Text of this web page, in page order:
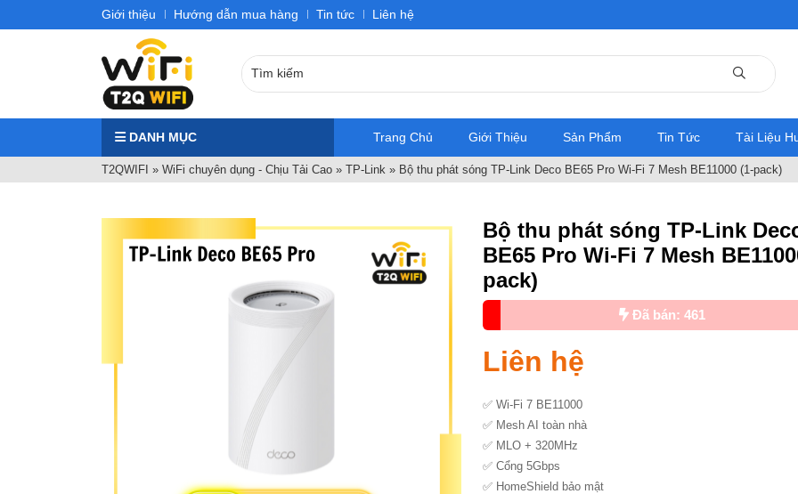
Giới thiệu Hướng dẫn mua hàng Tin tức Liên hệ
DANH MỤC Trang Chủ Giới Thiệu Sản Phẩm Tin Tức Tài Liệu
T2QWIFI » WiFi chuyên dụng - Chịu Tải Cao » TP-Link » Bộ thu phát sóng TP-Link Deco BE65 Pro Wi-Fi 7 Mesh BE11000 (1-pack)
Bộ thu phát sóng TP-Link
BE65 Pro Wi-Fi 7 Mesh
pack)
Đã bán: 461
Liên hệ
✅ Wi-Fi 7 BE11000
✅ Mesh AI toàn nhà
✅ MLO + 320MHz
✅ Cổng 5Gbps
✅ HomeShield bảo mật